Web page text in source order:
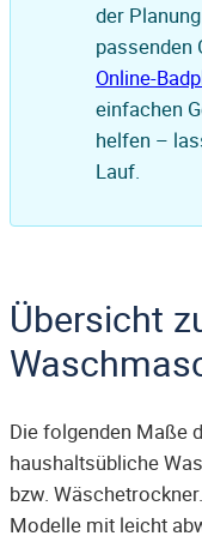
der
passenden
Online-
einfachen
helfen –
Lauf.
Übersicht
Die folgenden Maße
haushaltsübliche
bzw.
Modelle mit leicht